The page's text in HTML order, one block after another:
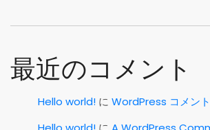
最近のコメント
Hello world! に WordPress コメン